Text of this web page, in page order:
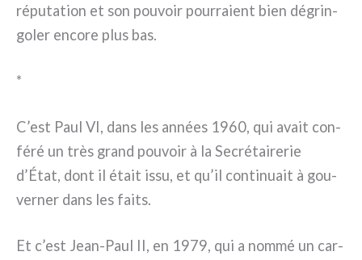
répu­ta­tion et son pou­voir pour­ra­ient bien dégrin­
go­ler enco­re plus bas.
*
C’est Paul VI, dans les années 1960, qui avait con­
fé­ré un très grand pou­voir à la Secrétairerie
d’État, dont il était issu, et qu’il con­ti­nuait à gou­
ver­ner dans les fai­ts.
Et c’est Jean-Paul II, en 1979, qui a nom­mé un car­